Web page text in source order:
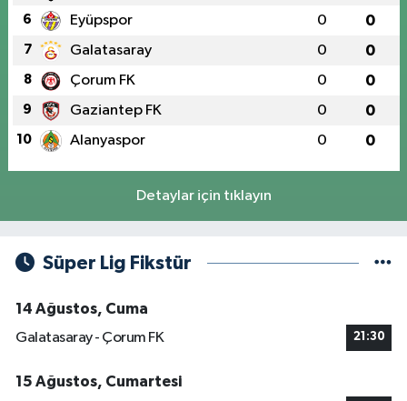
6 Eyüpspor 0 0
7 Galatasaray 0 0
8 Çorum FK 0 0
9 Gaziantep FK 0 0
10 Alanyaspor 0 0
Detaylar için tıklayın
Süper Lig Fikstür
14 Ağustos, Cuma
Galatasaray - Çorum FK
21:30
15 Ağustos, Cumartesi